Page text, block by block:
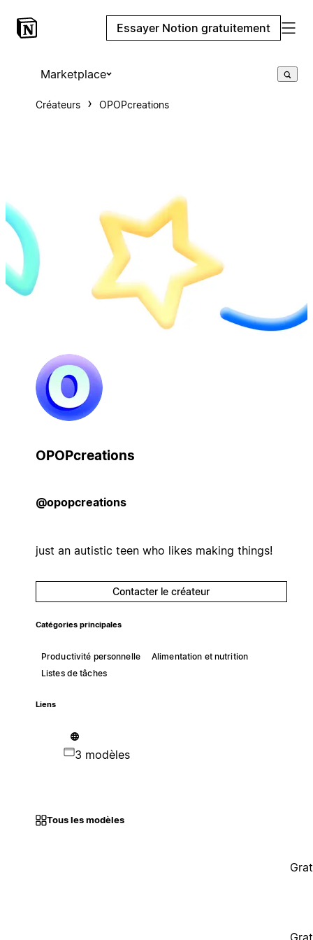
Essayer Notion gratuitement
Marketplace
Créateurs OPOPcreations
OPOPcreations
@opopcreations
just an autistic teen who likes making things!
Contacter le créateur
Catégories principales
Productivité personnelle
Alimentation et nutrition
Listes de tâches
Liens
3 modèles
Tous les modèles